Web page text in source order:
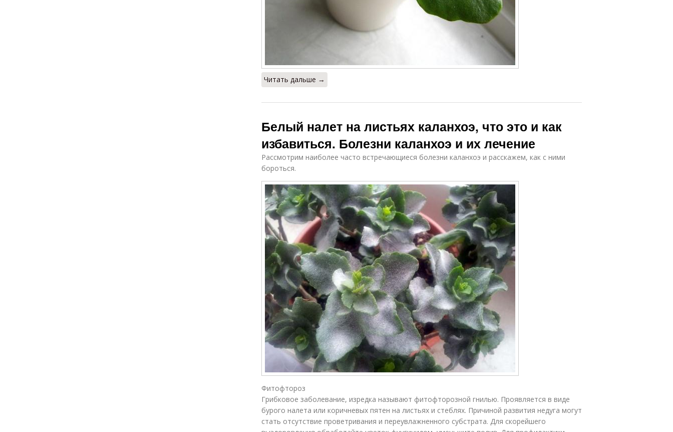
Читать дальше →
Белый налет на листьях каланхоэ, что это и как
избавиться. Болезни каланхоэ и их лечение
Рассмотрим наиболее часто встречающиеся болезни каланхоэ и расскажем, как с ними
бороться.
Фитофтороз
Грибковое заболевание, изредка называют фитофторозной гнилью. Проявляется в виде
бурого налета или коричневых пятен на листьях и стеблях. Причиной развития недуга могут
стать отсутствие проветривания и переувлажненного субстрата. Для скорейшего